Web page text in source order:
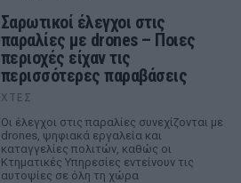
Σαρωτικοί έλεγχοι στις
παραλίες με drones – Ποιες
περιοχές είχαν τις
περισσότερες παραβάσεις
ΧΤΕΣ
Οι έλεγχοι στις παραλίες συνεχίζονται με
drones, ψηφιακά εργαλεία και
καταγγελίες πολιτών, καθώς οι
Κτηματικές Υπηρεσίες εντείνουν τις
αυτοψίες σε όλη τη χώρα